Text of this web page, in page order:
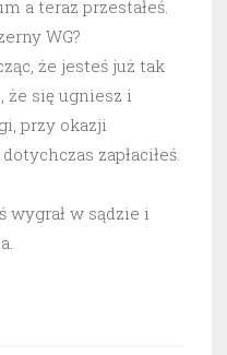
a teraz przestałeś.
WG?
że jesteś już tak
że się ugniesz i
przy okazji
zapłaciłeś.
wygrał w sądzie i